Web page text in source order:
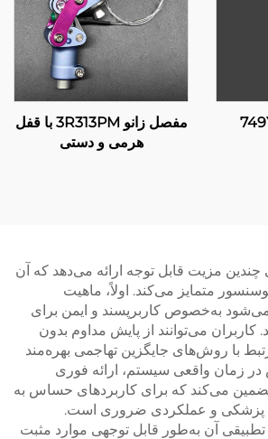
مفصل زانو 3R313PM با قفل
هرمی و دستی
مزیت قابل توجه ارائه می‌دهد که آن
متمایز می‌کند. اولاً، ماهیت
به‌خصوص کاربرپسند و ایمن برای
کاربران می‌توانند از پایش مداوم بدون
با روش‌های جایگزین تهاجمی بهره‌مند
در زمان واقعی سیستم، ارائه فوری
می‌کند که برای کاربردهای حساس به
پزشکی و عملکردی ضروری است.
تطبیقی آن به‌طور قابل توجهی موارد مثبت